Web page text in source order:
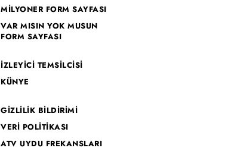
MİLYONER FORM SAYFASI
VAR MISIN YOK MUSUN
FORM SAYFASI
İZLEYİCİ TEMSİLCİSİ
KÜNYE
GİZLİLİK BİLDİRİMİ
VERİ POLİTİKASI
ATV UYDU FREKANSLARI